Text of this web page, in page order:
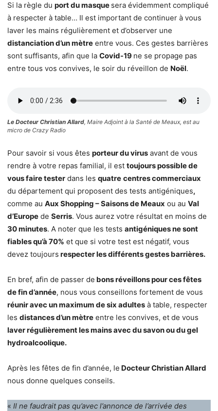
Si la règle du port du masque sera évidemment compliqué
à respecter à table… Il est important de continuer à vous
laver les mains régulièrement et d’observer une
distanciation d’un mètre entre vous. Ces gestes barrières
sont suffisants, afin que la Covid-19 ne se propage pas
entre tous vos convives, le soir du réveillon de Noël.
Le Docteur Christian Allard, Maire Adjoint à la Santé de Meaux, est au
micro de Crazy Radio
Pour savoir si vous êtes porteur du virus avant de vous
rendre à votre repas familial, il est toujours possible de
vous faire tester dans les quatre centres commerciaux
du département qui proposent des tests antigéniques,
comme au Aux Shopping – Saisons de Meaux ou au Val
d’Europe de Serris. Vous aurez votre résultat en moins de
30 minutes. A noter que les tests antigéniques ne sont
fiables qu’à 70% et que si votre test est négatif, vous
devez toujours respecter les différents gestes barrières.
En bref, afin de passer de bons réveillons pour ces fêtes
de fin d’année, nous vous conseillons fortement de vous
réunir avec un maximum de six adultes à table, respecter
les distances d’un mètre entre les convives, et de vous
laver régulièrement les mains avec du savon ou du gel
hydroalcoolique.
Après les fêtes de fin d’année, le Docteur Christian Allard
nous donne quelques conseils.
« Il ne faudrait pas qu’avec l’annonce de l’arrivée des